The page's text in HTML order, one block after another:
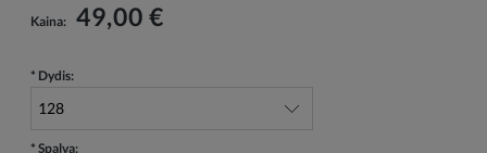
Kaina: 49,00 €
* Dydis:
* Spalva: